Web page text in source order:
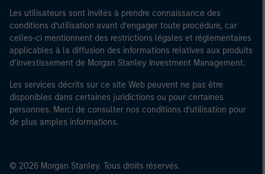
Les utilisateurs sont invités à prendre connaissance des
conditions d’utilisation avant d’engager toute procédure, car
celles-ci mentionnent des restrictions légales et réglementaires
applicables à la diffusion des informations relatives aux produits
d’investissement de Morgan Stanley Investment Management.
Les services décrits sur ce site Web peuvent ne pas être
disponibles dans certaines juridictions ou pour certaines
personnes. Merci de consulter nos conditions d’utilisation pour
de plus amples informations.
© 2026 Morgan Stanley. Tous droits réservés.